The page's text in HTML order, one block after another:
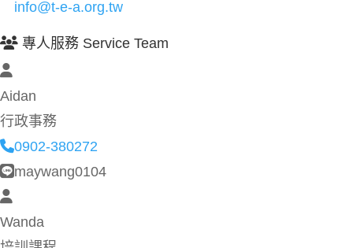
info@t-e-a.org.tw
專人服務 Service Team
Aidan
行政事務
0902-380272
maywang0104
Wanda